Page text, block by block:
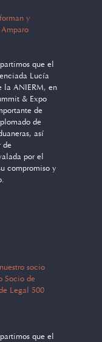
y
que el
Lucía
la ANIERM, en
& Expo
de
de
así
de
por el
compromiso y
socio
Socio de
Legal 500
que el